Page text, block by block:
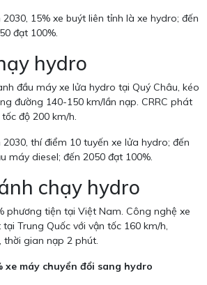
15% xe buýt liên tỉnh là xe hydro; đến
đạt 100%.
hydro
đầu máy xe lửa hydro tại Quý Châu, kéo
đường 140-150 km/lần nạp. CRRC phát
độ 200 km/h.
thí điểm 10 tuyến xe lửa hydro; đến
máy diesel; đến 2050 đạt 100%.
chạy hydro
phương tiện tại Việt Nam. Công nghệ xe
Trung Quốc với vận tốc 160 km/h,
thời gian nạp 2 phút.
xe máy chuyển đổi sang hydro